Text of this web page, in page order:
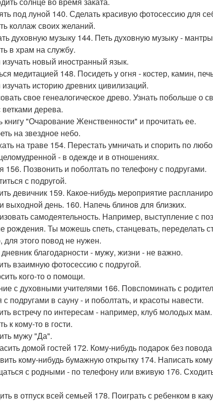
под луной 140. Сделать красивую фотосессию для
коллаж своих желаний.
духовную музыку 144. Петь духовную музыку -
в храм на службу.
новый иностранный язык.
медитацией 148. Посидеть у огня - костер, камин,
историю древних цивилизаций.
свое генеалогическое древо. Узнать побольше о
ветками дерева.
книгу "Очарование Женственности" и прочитать ее.
на звездное небо.
на траве 154. Перестать умничать и спорить по
- в одежде и в отношениях.
Позвонить и поболтать по телефону с подругами.
с подругой.
девичник 159. Какое-нибудь мероприятие
выходной день. 160. Напечь блинов для близких.
самодеятельность. Например, выступление с
рождения. Ты можешь спеть, станцевать, переделать
для этого повод не нужен.
благодарности - мужу, жизни - не важно.
взаимную фотосессию с подругой.
кого-то о помощи.
с духовными учителями 166. Повспоминать с
подругами в сауну - и поболтать, и красоты навести.
встречу по интересам - например, клуб молодых мам.
к кому-то в гости.
мужу "Да".
домой гостей 172. Кому-нибудь подарок без повода
кому-нибудь бумажную открытку 174. Написать
с родными - по телефону или вживую 176.
в отпуск всей семьей 178. Поиграть с ребенком в